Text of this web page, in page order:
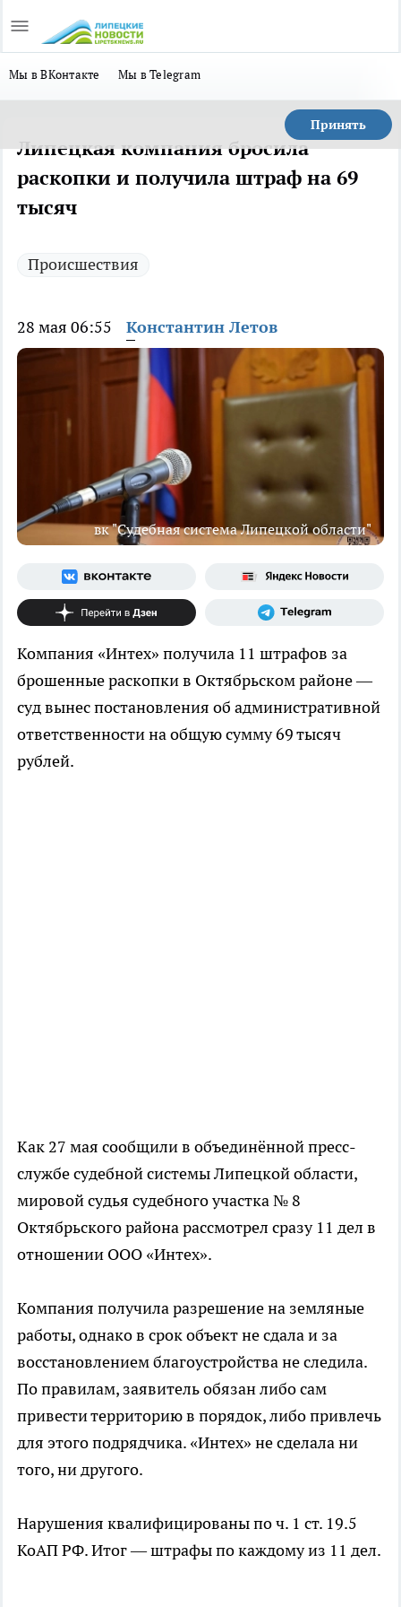
Мы в ВКонтакте Мы в Telegram
Принять
Липецкая компания бросила
раскопки и получила штраф на 69
тысяч
Происшествия
28 мая 06:55 Константин Летов
вк "Судебная система Липецкой области"
Компания «Интех» получила 11 штрафов за
брошенные раскопки в Октябрьском районе —
суд вынес постановления об административной
ответственности на общую сумму 69 тысяч
рублей.
Как 27 мая сообщили в объединённой пресс-
службе судебной системы Липецкой области,
мировой судья судебного участка № 8
Октябрьского района рассмотрел сразу 11 дел в
отношении ООО «Интех».
Компания получила разрешение на земляные
работы, однако в срок объект не сдала и за
восстановлением благоустройства не следила.
По правилам, заявитель обязан либо сам
привести территорию в порядок, либо привлечь
для этого подрядчика. «Интех» не сделала ни
того, ни другого.
Нарушения квалифицированы по ч. 1 ст. 19.5
КоАП РФ. Итог — штрафы по каждому из 11 дел.